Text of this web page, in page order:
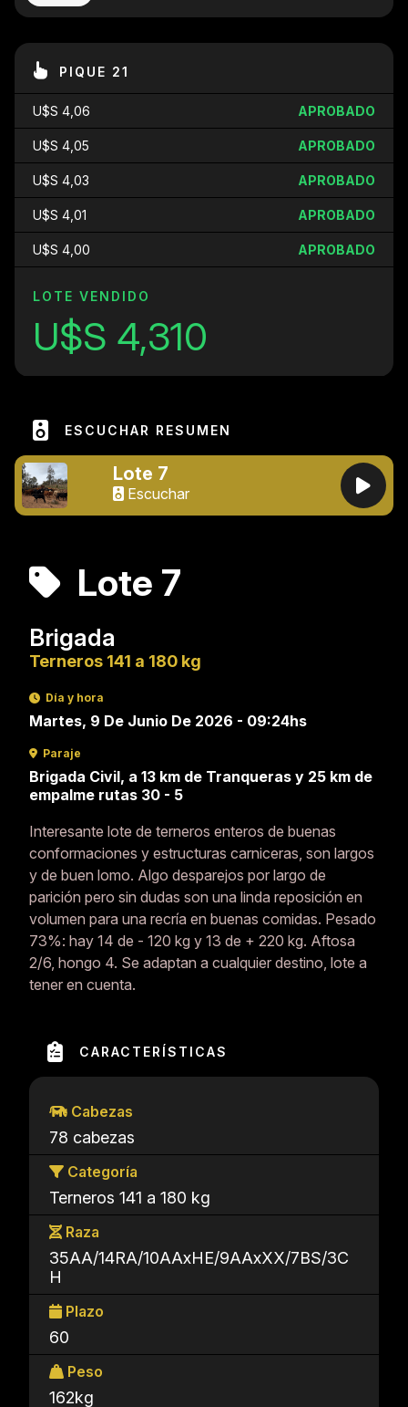
PIQUE 21
U$S 4,06 APROBADO
U$S 4,05 APROBADO
U$S 4,03 APROBADO
U$S 4,01 APROBADO
U$S 4,00 APROBADO
LOTE VENDIDO
U$S 4,310
ESCUCHAR RESUMEN
Lote 7
Escuchar
Lote 7
Brigada
Terneros 141 a 180 kg
Día y hora
Martes, 9 De Junio De 2026 - 09:24hs
Paraje
Brigada Civil, a 13 km de Tranqueras y 25 km de
empalme rutas 30 - 5
Interesante lote de terneros enteros de buenas
conformaciones y estructuras carniceras, son largos
y de buen lomo. Algo desparejos por largo de
parición pero sin dudas son una linda reposición en
volumen para una recría en buenas comidas. Pesado
73%: hay 14 de - 120 kg y 13 de + 220 kg. Aftosa
2/6, hongo 4. Se adaptan a cualquier destino, lote a
tener en cuenta.
CARACTERÍSTICAS
Cabezas
78 cabezas
Categoría
Terneros 141 a 180 kg
Raza
35AA/14RA/10AAxHE/9AAxXX/7BS/3C
H
Plazo
60
Peso
162kg